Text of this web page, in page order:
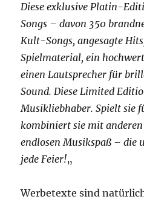
Diese exklusive Platin-
Songs – davon 350
Kult-Songs, angesagte
Spielmaterial, ein
einen Lautsprecher für
Sound. Diese Limited
Musikliebhaber. Spielt sie
kombiniert sie mit
endlosen Musikspaß –
jede Feier!„
Werbetexte sind